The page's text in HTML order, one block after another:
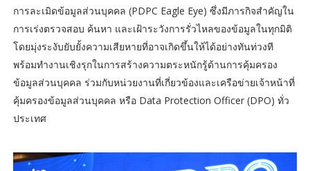
การละเมิดข้อมูลส่วนบุคคล (PDPC Eagle Eye) ซึ่งมีภารกิจสำคัญใน
การเร่งตรวจสอบ ค้นหา และเฝ้าระวังการรั่วไหลของข้อมูลในทุกมิติ
โดยมุ่งระงับยับยั้งความเสียหายที่อาจเกิดขึ้นให้ได้อย่างทันท่วงที
พร้อมทำงานเชิงรุกในการสร้างความตระหนักรู้ด้านการคุ้มครอง
ข้อมูลส่วนบุคคล ร่วมกับหน่วยงานที่เกี่ยวข้องและเครือข่ายเจ้าหน้าที่
คุ้มครองข้อมูลส่วนบุคคล หรือ Data Protection Officer (DPO) ทั่ว
ประเทศ